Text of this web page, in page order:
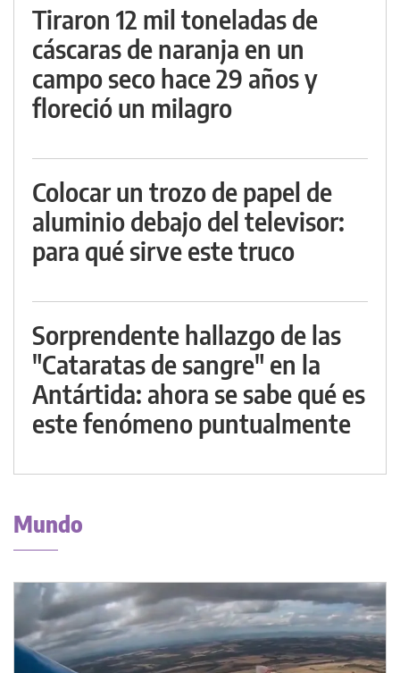
Tiraron 12 mil toneladas de
cáscaras de naranja en un
campo seco hace 29 años y
floreció un milagro
Colocar un trozo de papel de
aluminio debajo del televisor:
para qué sirve este truco
Sorprendente hallazgo de las
"Cataratas de sangre" en la
Antártida: ahora se sabe qué es
este fenómeno puntualmente
Mundo